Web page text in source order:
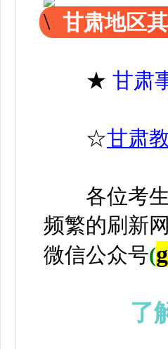
甘肃地区
★ 甘肃
☆甘肃
各位考
频繁的刷新
微信公众号(
了